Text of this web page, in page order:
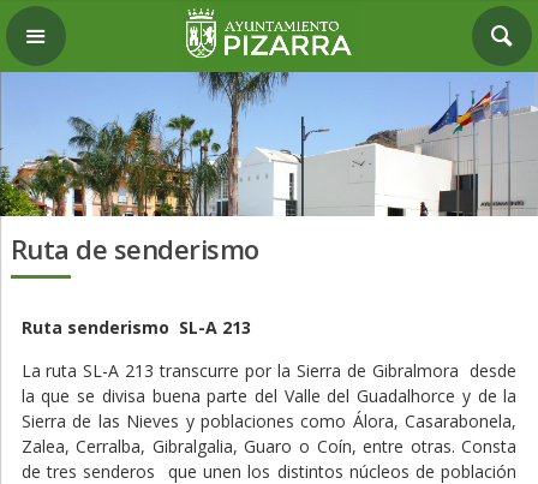
Ruta de senderismo
Ruta senderismo SL-A 213
La ruta SL-A 213 transcurre por la Sierra de Gibralmora desde
la que se divisa buena parte del Valle del Guadalhorce y de la
Sierra de las Nieves y poblaciones como Álora, Casarabonela,
Zalea, Cerralba, Gibralgalia, Guaro o Coín, entre otras. Consta
de tres senderos que unen los distintos núcleos de población